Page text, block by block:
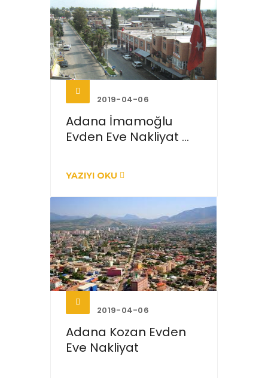
2019-04-06
Adana İmamoğlu
Evden Eve Nakliyat ...
YAZIYI OKU
2019-04-06
Adana Kozan Evden
Eve Nakliyat